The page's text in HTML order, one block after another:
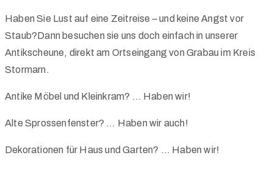
Haben Sie Lust auf eine Zeitreise – und keine Angst vor
Staub?Dann besuchen sie uns doch einfach in unserer
Antikscheune, direkt am Ortseingang von Grabau im Kreis
Stormarn.
Antike Möbel und Kleinkram? … Haben wir!
Alte Sprossenfenster? … Haben wir auch!
Dekorationen für Haus und Garten? … Haben wir!